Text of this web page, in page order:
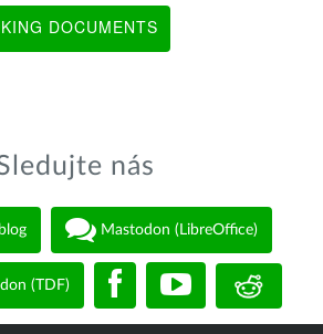
DOCUMENTS
nás
Mastodon (LibreOffice)
(TDF)